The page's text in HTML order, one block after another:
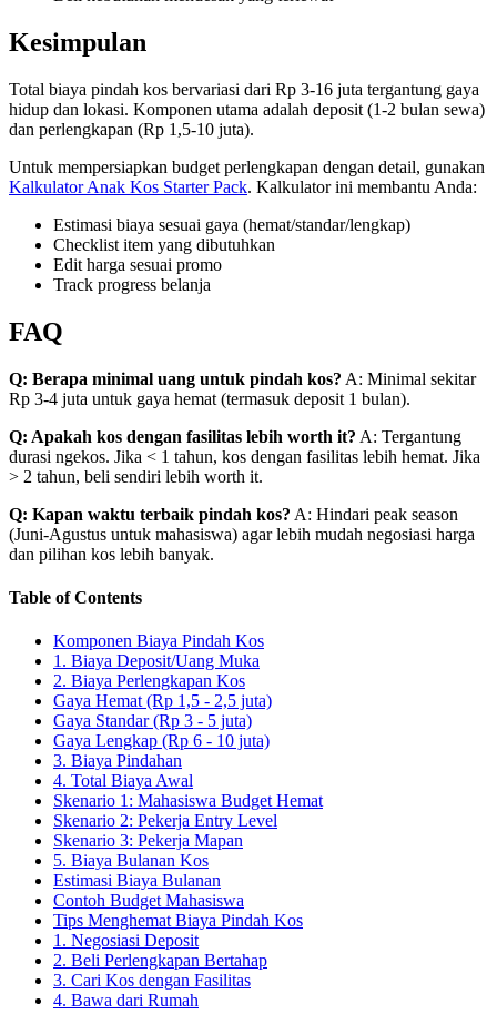
Kesimpulan
Total biaya pindah kos bervariasi dari Rp 3-16 juta tergantung gaya
hidup dan lokasi. Komponen utama adalah deposit (1-2 bulan sewa)
dan perlengkapan (Rp 1,5-10 juta).
Untuk mempersiapkan budget perlengkapan dengan detail, gunakan
Kalkulator Anak Kos Starter Pack. Kalkulator ini membantu Anda:
Estimasi biaya sesuai gaya (hemat/standar/lengkap)
Checklist item yang dibutuhkan
Edit harga sesuai promo
Track progress belanja
FAQ
Q: Berapa minimal uang untuk pindah kos? A: Minimal sekitar
Rp 3-4 juta untuk gaya hemat (termasuk deposit 1 bulan).
Q: Apakah kos dengan fasilitas lebih worth it? A: Tergantung
durasi ngekos. Jika < 1 tahun, kos dengan fasilitas lebih hemat. Jika
> 2 tahun, beli sendiri lebih worth it.
Q: Kapan waktu terbaik pindah kos? A: Hindari peak season
(Juni-Agustus untuk mahasiswa) agar lebih mudah negosiasi harga
dan pilihan kos lebih banyak.
Table of Contents
Komponen Biaya Pindah Kos
1. Biaya Deposit/Uang Muka
2. Biaya Perlengkapan Kos
Gaya Hemat (Rp 1,5 - 2,5 juta)
Gaya Standar (Rp 3 - 5 juta)
Gaya Lengkap (Rp 6 - 10 juta)
3. Biaya Pindahan
4. Total Biaya Awal
Skenario 1: Mahasiswa Budget Hemat
Skenario 2: Pekerja Entry Level
Skenario 3: Pekerja Mapan
5. Biaya Bulanan Kos
Estimasi Biaya Bulanan
Contoh Budget Mahasiswa
Tips Menghemat Biaya Pindah Kos
1. Negosiasi Deposit
2. Beli Perlengkapan Bertahap
3. Cari Kos dengan Fasilitas
4. Bawa dari Rumah